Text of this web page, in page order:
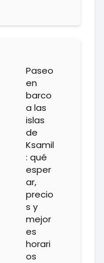
Paseo
en
barco
a las
islas
de
Ksamil
: qué
esper
ar,
precio
s y
mejor
es
horari
os